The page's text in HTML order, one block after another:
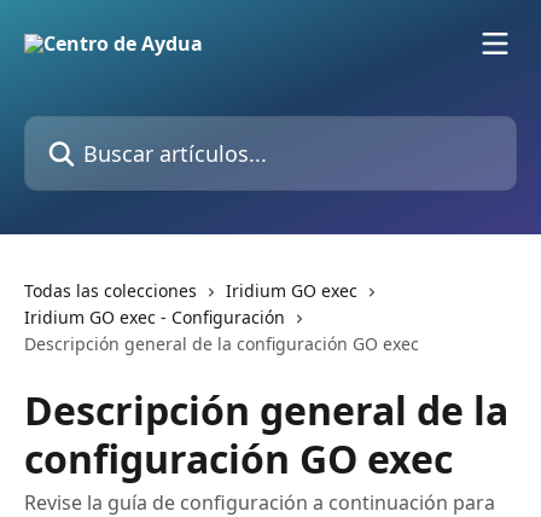
Buscar artículos...
Todas las colecciones
Iridium GO exec
Iridium GO exec - Configuración
Descripción general de la configuración GO exec
Descripción general de la
configuración GO exec
Revise la guía de configuración a continuación para